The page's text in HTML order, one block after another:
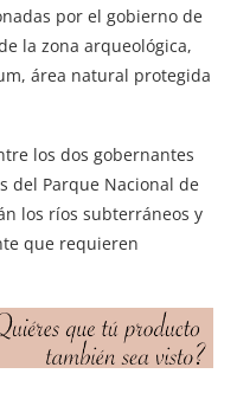
por el gobierno de
la zona arqueológica,
área natural protegida
los dos gobernantes
del Parque Nacional de
los ríos subterráneos y
que requieren